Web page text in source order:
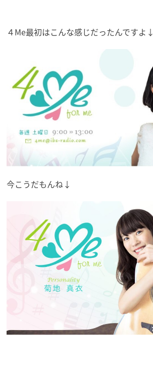
４Me最初はこんな感じだったんですよ↓
今こうだもんね↓